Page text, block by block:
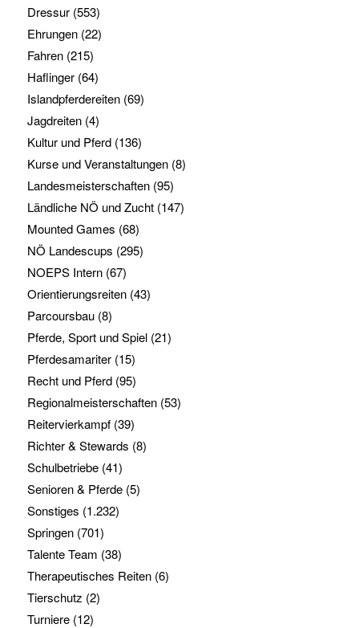
Dressur(553)
Ehrungen(22)
Fahren(215)
Haflinger(64)
Islandpferdereiten(69)
Jagdreiten(4)
Kultur und Pferd(136)
Kurse und Veranstaltungen(8)
Landesmeisterschaften(95)
Ländliche NÖ und Zucht(147)
Mounted Games (68)
NÖ Landescups (295)
NOEPS Intern(67)
Orientierungsreiten(43)
Parcoursbau(8)
Pferde, Sport und Spiel(21)
Pferdesamariter(15)
Recht und Pferd(95)
Regionalmeisterschaften(53)
Reitervierkampf(39)
Richter & Stewards (8)
Schulbetriebe(41)
Senioren & Pferde(5)
Sonstiges (1.232)
Springen(701)
Talente Team (38)
Therapeutisches Reiten(6)
Tierschutz (2)
Turniere(12)